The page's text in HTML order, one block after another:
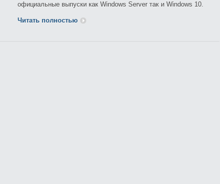
официальные выпуски как Windows Server так и Windows 10.
Читать полностью